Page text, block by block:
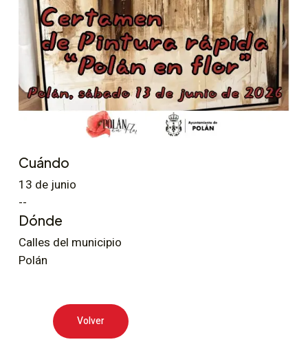
Cuándo
13 de junio
--
Dónde
Calles del municipio
Polán
Volver